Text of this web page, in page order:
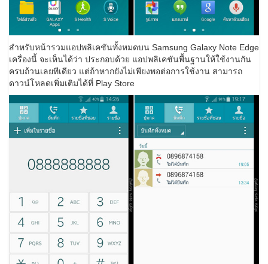
สำหรับหน้ารวมแอปพลิเคชันทั้งหมดบน Samsung Galaxy Note Edge
เครื่องนี้ จะเห็นได้ว่า ประกอบด้วย แอปพลิเคชันพื้นฐานให้ใช้งานกัน
ครบถ้วนเลยทีเดียว แต่ถ้าหากยังไม่เพียงพอต่อการใช้งาน สามารถ
ดาวน์โหลดเพิ่มเติมได้ที่ Play Store